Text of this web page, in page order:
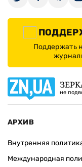
Поддержать
не
АРХИВ
Внутренняя
Международная